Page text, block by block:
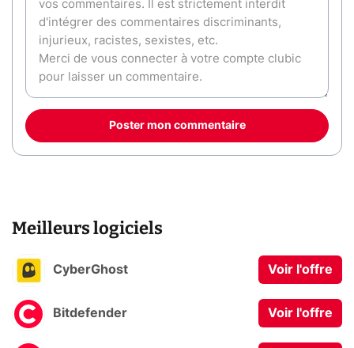
Poster mon commentaire
Meilleurs logiciels
CyberGhost Voir l'offre
Bitdefender Voir l'offre